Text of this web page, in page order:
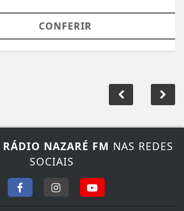
CONFERIR
SOCIAIS